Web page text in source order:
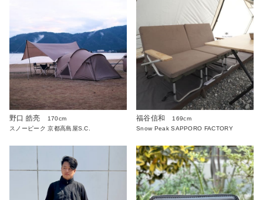
野口 皓亮
170cm
スノーピーク 京都高島屋S.C.
福谷信和
169cm
Snow Peak SAPPORO FACTORY